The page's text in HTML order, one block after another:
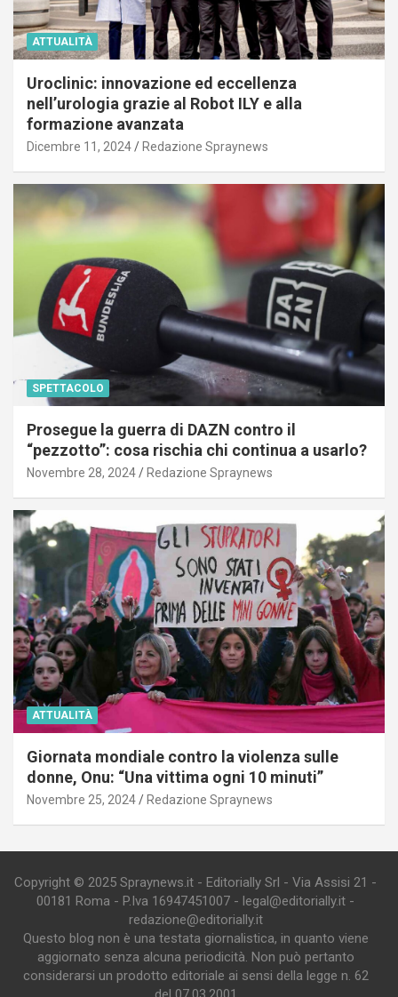
ATTUALITÀ
Uroclinic: innovazione ed eccellenza
nell’urologia grazie al Robot ILY e alla
formazione avanzata
Dicembre 11, 2024 Redazione Spraynews
SPETTACOLO
Prosegue la guerra di DAZN contro il
“pezzotto”: cosa rischia chi continua a usarlo?
Novembre 28, 2024 Redazione Spraynews
ATTUALITÀ
Giornata mondiale contro la violenza sulle
donne, Onu: “Una vittima ogni 10 minuti”
Novembre 25, 2024 Redazione Spraynews
Copyright © 2025 Spraynews.it - Editorially Srl - Via Assisi 21 -
00181 Roma - P.Iva 16947451007 - legal@editorially.it -
redazione@editorially.it
Questo blog non è una testata giornalistica, in quanto viene
aggiornato senza alcuna periodicità. Non può pertanto
considerarsi un prodotto editoriale ai sensi della legge n. 62